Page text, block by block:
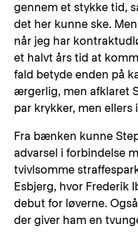
gennem et stykke tid,
det her kunne ske.
når jeg har
et halvt års tid at
fald betyde enden på
ærgerlig, men afklaret
par krykker, men
Fra bænken kunne
advarsel i forbindelse
tvivlsomme
Esbjerg, hvor Frederik
debut for løverne.
der giver ham en